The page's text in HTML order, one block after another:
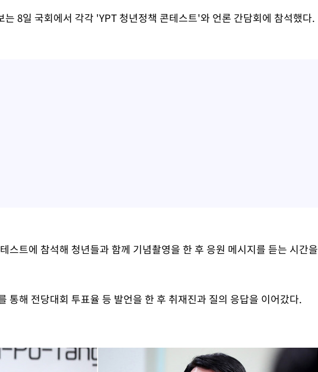
는 8일 국회에서 각각 'YPT 청년정책 콘테스트'와 언론 간담회에 참석했다.
스트에 참석해 청년들과 함께 기념촬영을 한 후 응원 메시지를 듣는 시간을
통해 전당대회 투표율 등 발언을 한 후 취재진과 질의 응답을 이어갔다.